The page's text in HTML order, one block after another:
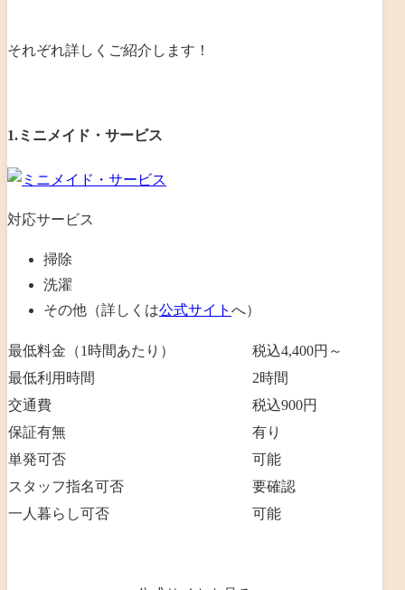
それぞれ詳しくご紹介します！
1.ミニメイド・サービス
対応サービス
掃除
洗濯
その他（詳しくは公式サイト へ）
最低料金（1時間あたり）
税込4,400円～
最低利用時間
2時間
交通費
税込900円
保証有無
有り
単発可否
可能
スタッフ指名可否
要確認
一人暮らし可否
可能